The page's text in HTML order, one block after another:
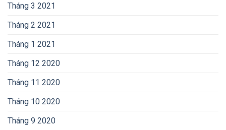
Tháng 3 2021
Tháng 2 2021
Tháng 1 2021
Tháng 12 2020
Tháng 11 2020
Tháng 10 2020
Tháng 9 2020